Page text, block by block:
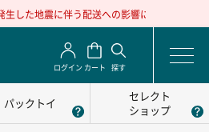
生した地震に伴う配送への影響について
ログイン カート 探す
パックトイ
セレクト
ショップ